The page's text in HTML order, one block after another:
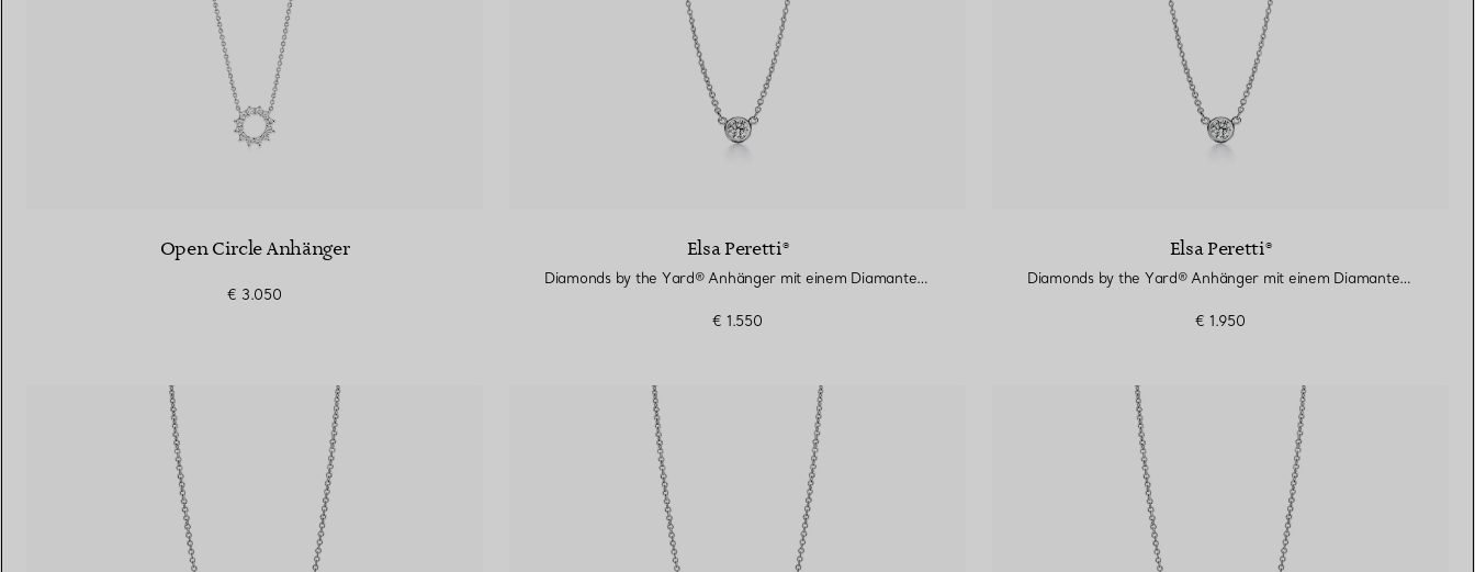
Open Circle Anhänger
€ 3.050
Elsa Peretti®
Diamonds by the Yard® Anhänger mit einem Diamanten in Platin
€ 1.550
Elsa Peretti®
Diamonds by the Yard® Anhänger mit einem Diamanten in Platin
€ 1.950